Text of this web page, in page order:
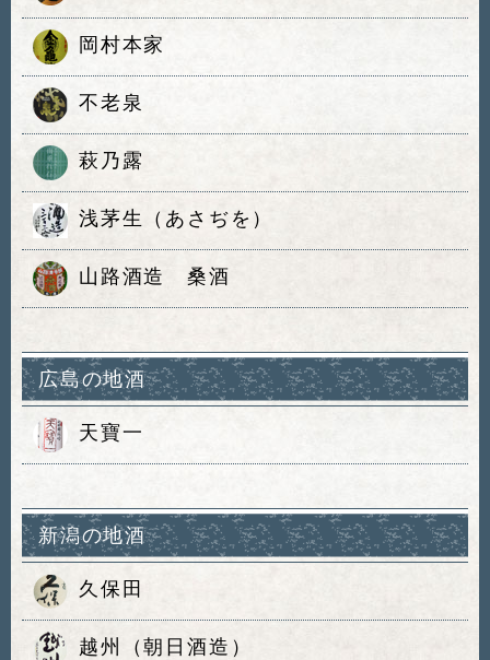
岡村本家
不老泉
萩乃露
浅茅生（あさぢを）
山路酒造 桑酒
広島の地酒
天寶一
新潟の地酒
久保田
越州（朝日酒造）